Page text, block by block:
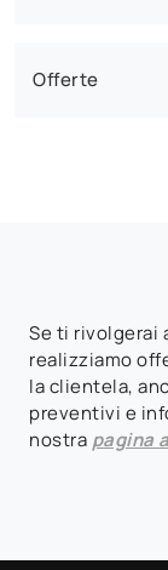
Offerte
Se ti rivolgerai
realizziamo
la clientela,
preventivi e
nostra pagina